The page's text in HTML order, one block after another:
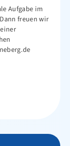
Aufgabe im
freuen wir